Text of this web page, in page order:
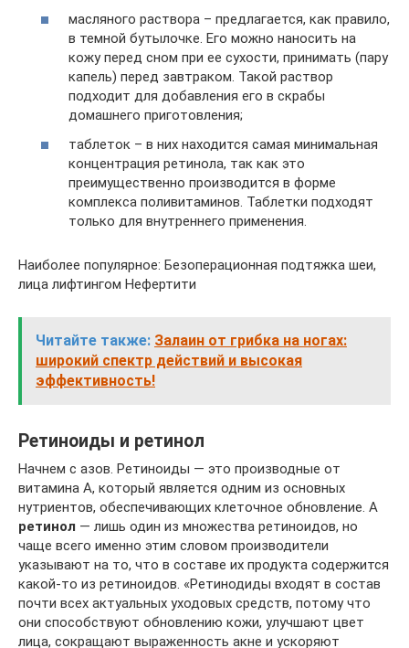
масляного раствора – предлагается, как правило,
в темной бутылочке. Его можно наносить на
кожу перед сном при ее сухости, принимать (пару
капель) перед завтраком. Такой раствор
подходит для добавления его в скрабы
домашнего приготовления;
таблеток – в них находится самая минимальная
концентрация ретинола, так как это
преимущественно производится в форме
комплекса поливитаминов. Таблетки подходят
только для внутреннего применения.
Наиболее популярное: Безоперационная подтяжка шеи,
лица лифтингом Нефертити
Читайте также: Залаин от грибка на ногах:
широкий спектр действий и высокая
эффективность!
Ретиноиды и ретинол
Начнем с азов. Ретиноиды — это производные от
витамина А, который является одним из основных
нутриентов, обеспечивающих клеточное обновление. А
ретинол — лишь один из множества ретиноидов, но
чаще всего именно этим словом производители
указывают на то, что в составе их продукта содержится
какой-то из ретиноидов. «Ретинодиды входят в состав
почти всех актуальных уходовых средств, потому что
они способствуют обновлению кожи, улучшают цвет
лица, сокращают выраженность акне и ускоряют